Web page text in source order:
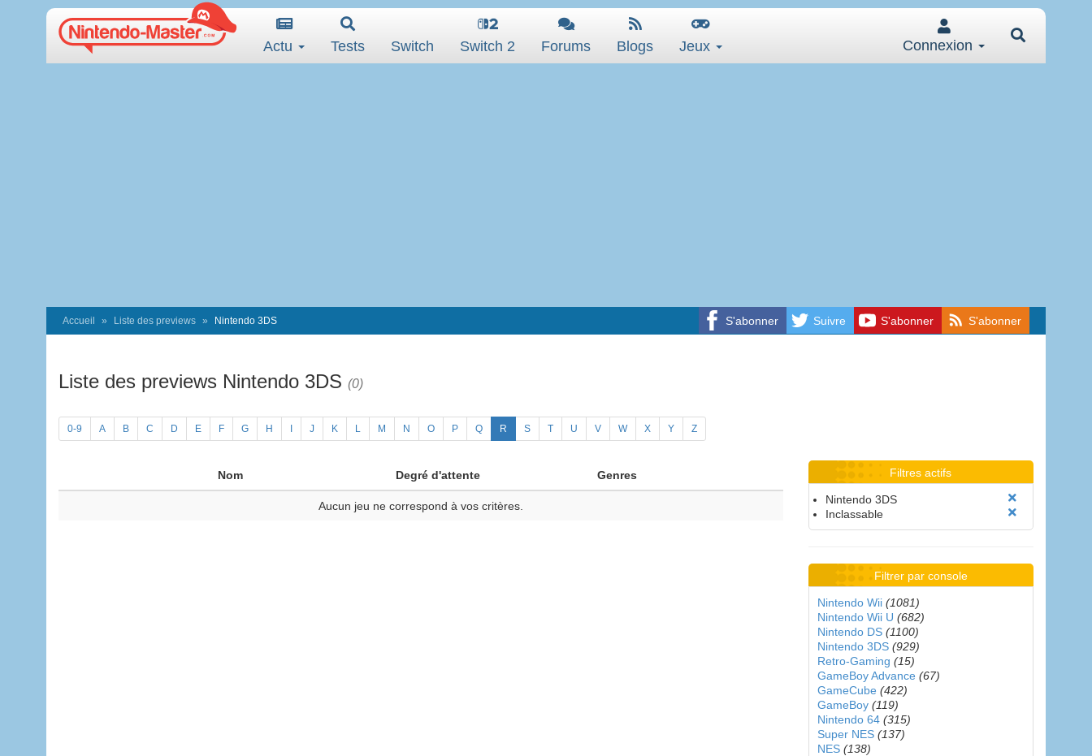
Actu Tests Switch Switch 2 Forums Blogs Jeux Connexion
S'abonner Suivre S'abonner S'abonner
Accueil Liste des previews Nintendo 3DS
Liste des previews Nintendo 3DS (0)
0-9 A B C D E F G H J K L M N O P Q R S T U V W X Y Z
Nom Degré d'attente Genres
Aucun jeu ne correspond à vos critères.
Filtres actifs
Nintendo 3DS
Inclassable
Filtrer par console
Nintendo Wii (1081)
Nintendo Wii U (682)
Nintendo DS (1100)
Nintendo 3DS (929)
Retro-Gaming (15)
GameBoy Advance (67)
GameCube (422)
GameBoy (119)
Nintendo 64 (315)
Super NES (137)
NES (138)